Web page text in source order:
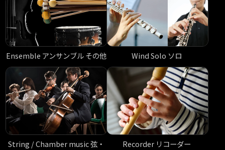
Ensemble アンサンブル その他 Wind Solo ソロ
String / Chamber music 弦・
Recorder リコーダー